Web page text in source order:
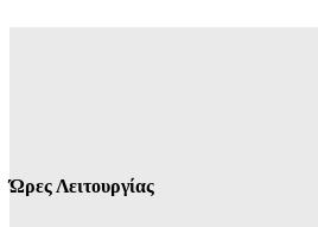
Ώρες Λειτουργίας